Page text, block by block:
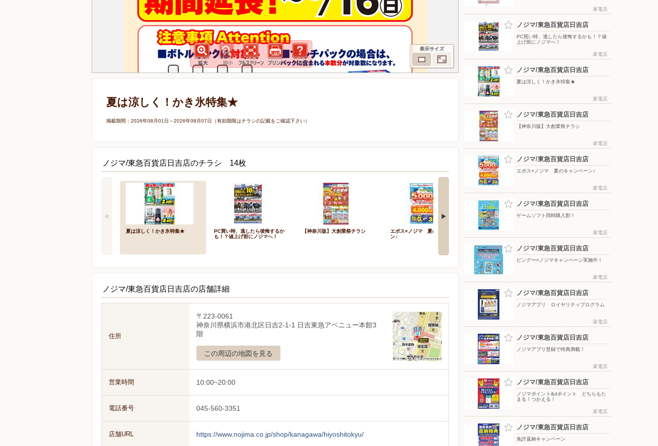
表示サイズ
夏は涼しく！かき氷特集★
掲載期間：2026年08月01日～2026年08月07日（有効期限はチラシの記載をご確認下さい）
ノジマ/東急百貨店日吉店のチラシ 14枚
夏は涼しく！かき氷特集★
PC買い時、逃したら後悔するか
も！？値上げ前にノジマへ！
【神奈川版】大創業祭チラシ
エポス×ノジマ 夏のキャンペー
ン♪
ゲームソフト同時購入割！
ピングー×ノジマキャンペーン実
施中！
ノジマ/東急百貨店日吉店の店舗詳細
住所
〒223-0061
神奈川県横浜市港北区日吉2-1-1 日吉東急アベニュー本館3
階
この周辺の地図を見る
営業時間 10:00~20:00
電話番号 045-560-3351
店舗URL https://www.nojima.co.jp/shop/kanagawa/hiyoshitokyu/
家電店
ノジマ/東急百貨店日吉店
PC買い時、逃したら後悔するかも！？値
上げ前にノジマへ！
家電店
ノジマ/東急百貨店日吉店
夏は涼しく！かき氷特集★
家電店
ノジマ/東急百貨店日吉店
【神奈川版】大創業祭チラシ
家電店
ノジマ/東急百貨店日吉店
エポス×ノジマ 夏のキャンペーン♪
家電店
ノジマ/東急百貨店日吉店
ゲームソフト同時購入割！
家電店
ノジマ/東急百貨店日吉店
ピングー×ノジマキャンペーン実施中！
家電店
ノジマ/東急百貨店日吉店
ノジマアプリ ロイヤリティプログラム
家電店
ノジマ/東急百貨店日吉店
ノジマアプリ登録で特典満載！
家電店
ノジマ/東急百貨店日吉店
ノジマポイント&dポイント どちらもた
まる！つかえる！
家電店
ノジマ/東急百貨店日吉店
免許返納キャンペーン